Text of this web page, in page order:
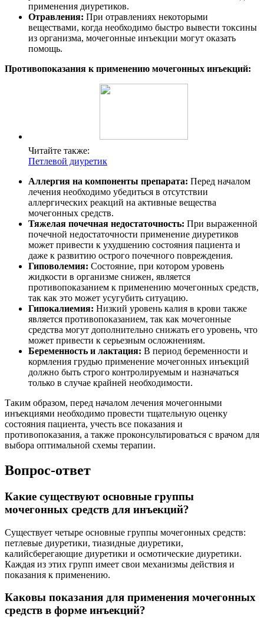
применения диуретиков.
Отравления: При отравлениях некоторыми
веществами, когда необходимо быстро вывести токсины
из организма, мочегонные инъекции могут оказать
помощь.
Противопоказания к применению мочегонных инъекций:
Читайте также:
Петлевой диуретик
Аллергия на компоненты препарата: Перед началом
лечения необходимо убедиться в отсутствии
аллергических реакций на активные вещества
мочегонных средств.
Тяжелая почечная недостаточность: При выраженной
почечной недостаточности применение диуретиков
может привести к ухудшению состояния пациента и
даже к развитию острого почечного повреждения.
Гиповолемия: Состояние, при котором уровень
жидкости в организме снижен, является
противопоказанием к применению мочегонных средств,
так как это может усугубить ситуацию.
Гипокалиемия: Низкий уровень калия в крови также
является противопоказанием, так как мочегонные
средства могут дополнительно снижать его уровень, что
может привести к серьезным осложнениям.
Беременность и лактация: В период беременности и
кормления грудью применение мочегонных инъекций
должно быть строго контролируемым и назначаться
только в случае крайней необходимости.
Таким образом, перед началом лечения мочегонными
инъекциями необходимо провести тщательную оценку
состояния пациента, учесть все показания и
противопоказания, а также проконсультироваться с врачом для
выбора оптимальной схемы терапии.
Вопрос-ответ
Какие существуют основные группы
мочегонных средств для инъекций?
Существует четыре основные группы мочегонных средств:
петлевые диуретики, тиазидные диуретики,
калийсберегающие диуретики и осмотические диуретики.
Каждая из этих групп имеет свои механизмы действия и
показания к применению.
Каковы показания для применения мочегонных
средств в форме инъекций?